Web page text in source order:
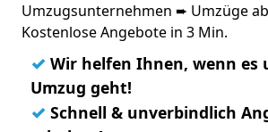
Umzugsunternehmen ➨ Umzüge
Kostenlose Angebote in 3 Min.
✓ Wir helfen Ihnen, wenn es
Umzug geht!
✓ Schnell & unverbindlich